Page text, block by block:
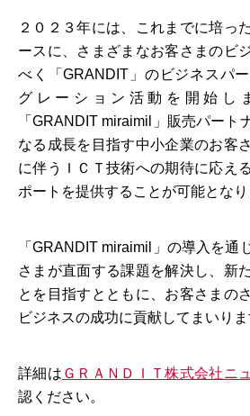
２０２３年には、これまでに培っ
ースに、さまざまなお客さまのビ
べく「GRANDIT」のビジネスパ
グレーション活動を開始し
「GRANDIT miraimil」販売パート
なる成長を目指す中小企業のお客
に伴うＩＣＴ技術への期待に応え
ポートを提供することが可能となり
「GRANDIT miraimil」の導入を通
さまが直面する課題を解決し、新
とを目指すとともに、お客さまの
ビジネスの成功に貢献してまいりま
詳細は ＧＲＡＮＤＩＴ株式会社ニ
認ください。